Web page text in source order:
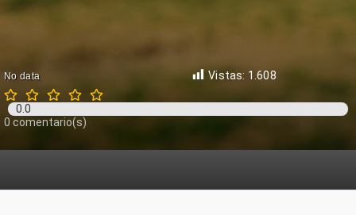
No data Vistas: 1.608
0.0
0 comentario(s)